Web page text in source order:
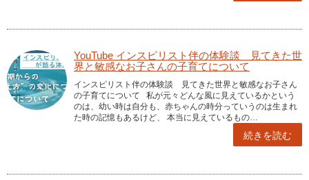
YouTube インスピリスト伴の体験談 見てきた世
界と敏感なお子さんの子育てについて
インスピリスト伴の体験談 見てきた世界と敏感なお子さん
の子育てについて 私が元々どんな風に見えているかという
のは、幼い時は自分も、赤ちゃんの時分っていうのは生まれ
た時の記憶もあるけど、 本当に見えているもの…
続きを読む